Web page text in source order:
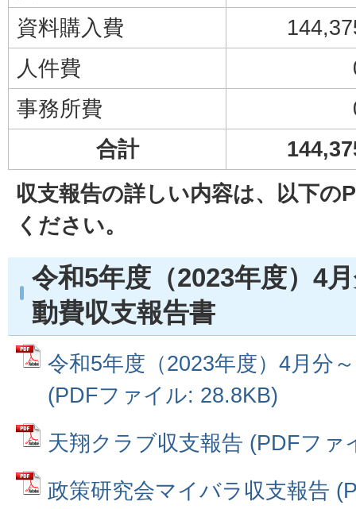
資料購入費
人件費
事務所費
合計
収支報告の詳しい内容は、以下の
ください。
令和5年度（2023年度）4
動費収支報告書
令和5年度（2023年度）4月分
(PDFファイル: 28.8KB)
天翔クラブ収支報告 (PDFファ
政策研究会マイバラ収支報告